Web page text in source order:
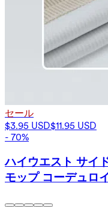
セール
$3.95 USD$11.95 USD
- 70%
ハイウエスト サイ
モップ コーデュロ